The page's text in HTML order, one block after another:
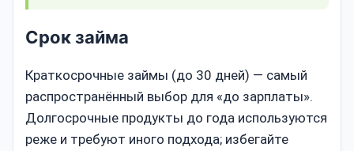
Срок займа
Краткосрочные займы (до 30 дней) — самый
распространённый выбор для «до зарплаты».
Долгосрочные продукты до года используются
реже и требуют иного подхода; избегайте